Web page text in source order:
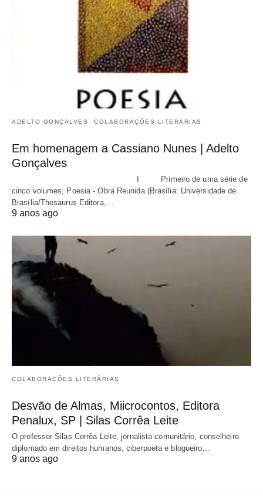
ADELTO GONÇALVES COLABORAÇÕES LITERÁRIAS
Em homenagem a Cassiano Nunes | Adelto
Gonçalves
I Primeiro de uma série de
cinco volumes, Poesia - Obra Reunida (Brasília: Universidade de
Brasília/Thesaurus Editora,…
9 anos ago
COLABORAÇÕES LITERÁRIAS
Desvão de Almas, Miicrocontos, Editora
Penalux, SP | Silas Corrêa Leite
O professor Silas Corrêa Leite, jornalista comunitário, conselheiro
diplomado em direitos humanos, ciberpoeta e blogueiro…
9 anos ago